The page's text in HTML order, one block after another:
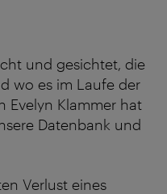
und gesichtet, die
wo es im Laufe der
Evelyn Klammer hat
Datenbank und
Verlust eines